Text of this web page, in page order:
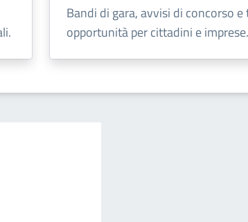
Bandi di gara, avvisi di concorso
opportunità per cittadini e imprese.